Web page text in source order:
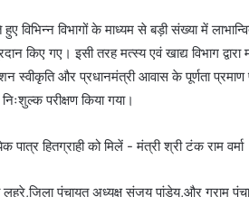
विभिन्न विभागों के माध्यम से बड़ी संख्या में
किए गए। इसी तरह ​मत्स्य एवं खाद्य विभाग
स्वीकृति और प्रधानमंत्री आवास के पूर्णता
निःशुल्क परीक्षण किया गया।
लहरे,जिला पंचायत अध्यक्ष संजय पांडेय,और